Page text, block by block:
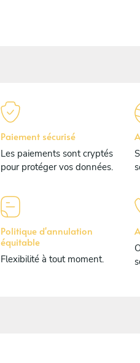
Paiement sécurisé
Les paiements sont cryptés
pour protéger vos données.
Politique d'annulation
équitable
Flexibilité à tout moment.